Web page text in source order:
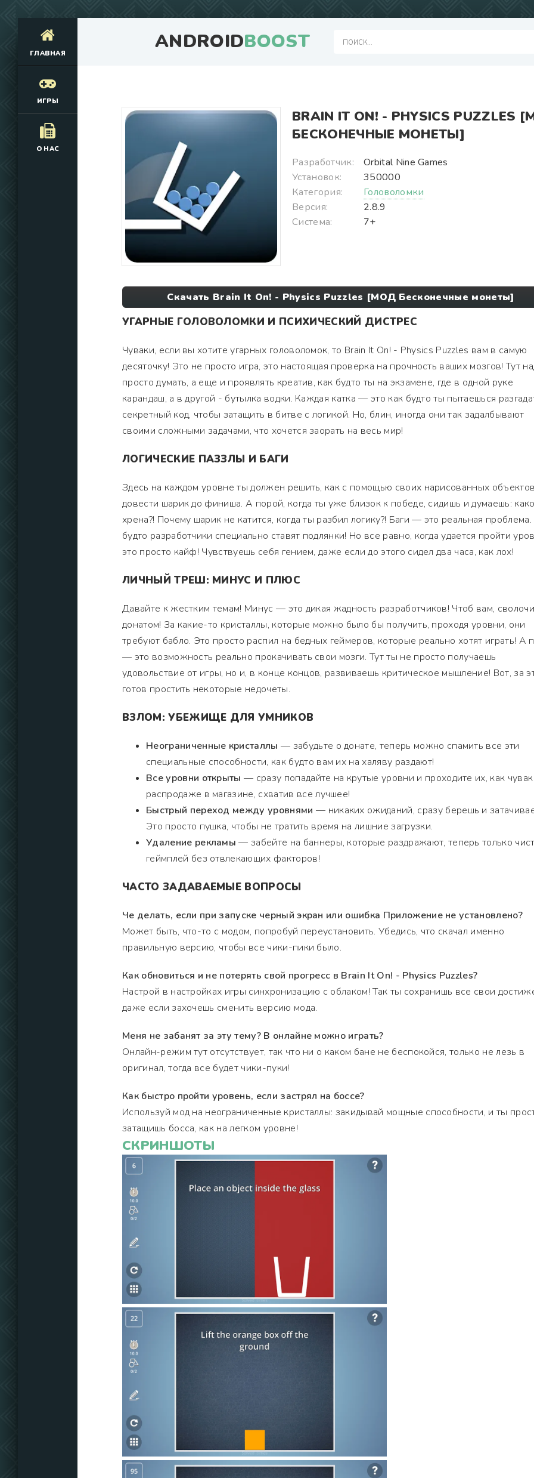
ANDROIDBOOST
ГЛАВНАЯ
ИГРЫ
О НАС
BRAIN IT ON! - PHYSICS PUZZLES
БЕСКОНЕЧНЫЕ МОНЕТЫ]
Разработчик:
Orbital Nine Games
Установок:
350000
Категория:
Головоломки
Версия:
2.8.9
Система:
7+
Скачать Brain It On! - Physics Puzzles [МОД Бесконечные монеты]
УГАРНЫЕ ГОЛОВОЛОМКИ И ПСИХИЧЕСКИЙ ДИСТРЕС
Чуваки, если вы хотите угарных головоломок, то Brain It On! - Physics Puzzles вам в самую
десяточку! Это не просто игра, это настоящая проверка на прочность ваших мозгов! Тут
просто думать, а еще и проявлять креатив, как будто ты на экзамене, где в одной руке
карандаш, а в другой - бутылка водки. Каждая катка — это как будто ты пытаешься
секретный код, чтобы затащить в битве с логикой. Но, блин, иногда они так задалбывают
своими сложными задачами, что хочется заорать на весь мир!
ЛОГИЧЕСКИЕ ПАЗЗЛЫ И БАГИ
Здесь на каждом уровне ты должен решить, как с помощью своих нарисованных
довести шарик до финиша. А порой, когда ты уже близок к победе, сидишь и думаешь:
хрена?! Почему шарик не катится, когда ты разбил логику?! Баги — это реальная
будто разработчики специально ставят подлянки! Но все равно, когда удается пройти
это просто кайф! Чувствуешь себя гением, даже если до этого сидел два часа, как лох!
ЛИЧНЫЙ ТРЕШ: МИНУС И ПЛЮС
Давайте к жестким темам! Минус — это дикая жадность разработчиков! Чтоб вам,
донатом! За какие-то кристаллы, которые можно было бы получить, проходя уровни, они
требуют бабло. Это просто распил на бедных геймеров, которые реально хотят играть! А
— это возможность реально прокачивать свои мозги. Тут ты не просто получаешь
удовольствие от игры, но и, в конце концов, развиваешь критическое мышление! Вот, за
готов простить некоторые недочеты.
ВЗЛОМ: УБЕЖИЩЕ ДЛЯ УМНИКОВ
Неограниченные кристаллы — забудьте о донате, теперь можно спамить все эти
специальные способности, как будто вам их на халяву раздают!
Все уровни открыты — сразу попадайте на крутые уровни и проходите их, как
распродаже в магазине, схватив все лучшее!
Быстрый переход между уровнями — никаких ожиданий, сразу берешь и
Это просто пушка, чтобы не тратить время на лишние загрузки.
Удаление рекламы — забейте на баннеры, которые раздражают, теперь только
геймплей без отвлекающих факторов!
ЧАСТО ЗАДАВАЕМЫЕ ВОПРОСЫ
Че делать, если при запуске черный экран или ошибка Приложение не установлено?
Может быть, что-то с модом, попробуй переустановить. Убедись, что скачал именно
правильную версию, чтобы все чики-пики было.
Как обновиться и не потерять свой прогресс в Brain It On! - Physics Puzzles?
Настрой в настройках игры синхронизацию с облаком! Так ты сохранишь все свои
даже если захочешь сменить версию мода.
Меня не забанят за эту тему? В онлайне можно играть?
Онлайн-режим тут отсутствует, так что ни о каком бане не беспокойся, только не лезь в
оригинал, тогда все будет чики-пуки!
Как быстро пройти уровень, если застрял на боссе?
Используй мод на неограниченные кристаллы: закидывай мощные способности, и ты
затащишь босса, как на легком уровне!
СКРИНШОТЫ